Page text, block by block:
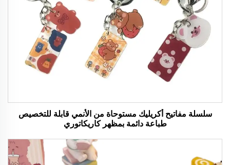
سلسلة مفاتيح أكريليك مستوحاة من الأنمي قابلة للتخصيص
طباعة دائمة بمظهر كاريكاتوري